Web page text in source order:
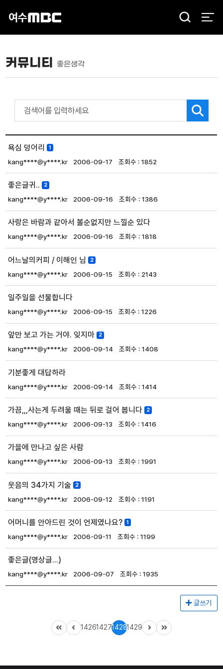
검
커뮤니티좋은생각
욕심 덩어리 1
kang****@y****.kr 2006-09-17 1852
좋은글귀.. 2
kang****@y****.kr 2006-09-16 1386
사랑은 바람과 같아서 볼순없지만 느낄순 있다
kang****@y****.kr 2006-09-16 1818
어느날의커피 / 이해인 님 2
kang****@y****.kr 2006-09-15 2143
일주일을 선물합니다
kang****@y****.kr 2006-09-15 1226
앞만 보고 가는 거야. 잊지마 2
kang****@y****.kr 2006-09-14 1408
기분좋게 대답하라
kang****@y****.kr 2006-09-14 1414
가끔,,,사는게 두려울 때는 뒤로 걸어 봅니다 2
kang****@y****.kr 2006-09-13 1416
가을에 만나고 싶은 사람
kang****@y****.kr 2006-09-13 1991
웃음의 34가지 기술 2
kang****@y****.kr 2006-09-12 1191
어머니를 안아드린 것이 언제였나요? 1
kang****@y****.kr 2006-09-11 1199
좋은글(영상글...)
kang****@y****.kr 2006-09-07 1935
글쓰기
1426142714281429